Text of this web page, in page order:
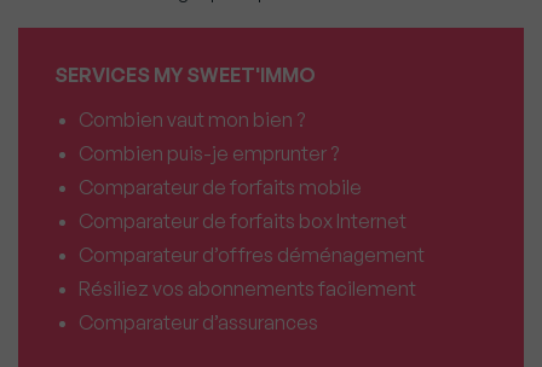
SERVICES MY SWEET'IMMO
Combien vaut mon bien ?
Combien puis-je emprunter ?
Comparateur de forfaits mobile
Comparateur de forfaits box Internet
Comparateur d’offres déménagement
Résiliez vos abonnements facilement
Comparateur d’assurances